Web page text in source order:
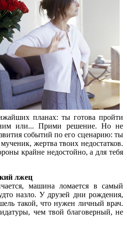
планах: ты готова пройти
ним или... Прими решение. Но не
событий по его сценарию: ты
жертва твоих недостатков.
крайне недостойно, а для тебя
лжец
машина ломается в самый
назло. У друзей дни рождения,
такой, что нужен личный врач.
чем твой благоверный, не